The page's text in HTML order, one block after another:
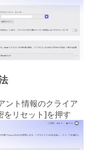
ント情報のクライア
をリセット]を押す